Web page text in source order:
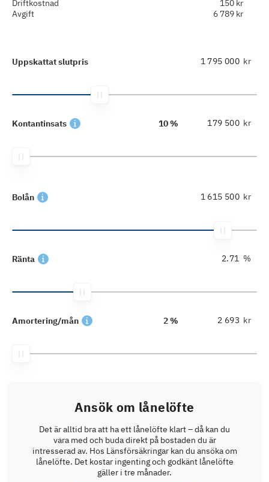
Driftkostnad
150 kr
Avgift
6 789 kr
Uppskattat slutpris kr
Kontantinsats 10 % kr
Bolån kr
Ränta %
Amortering/mån 2 % kr
Ansök om lånelöfte
Det är alltid bra att ha ett lånelöfte klart – då kan du
vara med och buda direkt på bostaden du är
intresserad av. Hos Länsförsäkringar kan du ansöka om
lånelöfte. Det kostar ingenting och godkänt lånelöfte
gäller i tre månader.